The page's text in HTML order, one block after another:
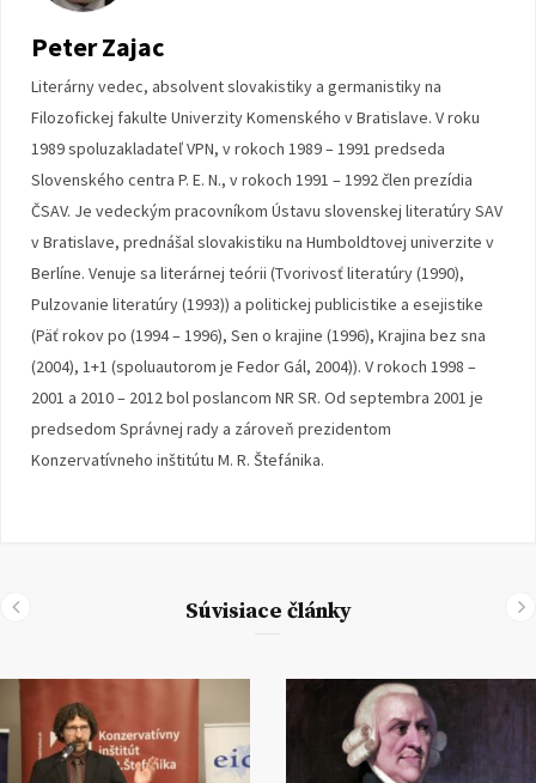
Peter Zajac
Literárny vedec, absolvent slovakistiky a germanistiky na
Filozofickej fakulte Univerzity Komenského v Bratislave. V roku
1989 spoluzakladateľ VPN, v rokoch 1989 – 1991 predseda
Slovenského centra P. E. N., v rokoch 1991 – 1992 člen prezídia
ČSAV. Je vedeckým pracovníkom Ústavu slovenskej literatúry SAV
v Bratislave, prednášal slovakistiku na Humboldtovej univerzite v
Berlíne. Venuje sa literárnej teórii (Tvorivosť literatúry (1990),
Pulzovanie literatúry (1993)) a politickej publicistike a esejistike
(Päť rokov po (1994 – 1996), Sen o krajine (1996), Krajina bez sna
(2004), 1+1 (spoluautorom je Fedor Gál, 2004)). V rokoch 1998 –
2001 a 2010 – 2012 bol poslancom NR SR. Od septembra 2001 je
predsedom Správnej rady a zároveň prezidentom
Konzervatívneho inštitútu M. R. Štefánika.
Súvisiace články